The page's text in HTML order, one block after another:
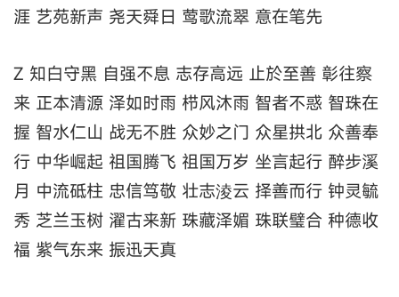
涯 艺苑新声 尧天舜日 莺歌流翠 意在笔先
Z 知白守黑 自强不息 志存高远 止於至善 彰往察
来 正本清源 泽如时雨 栉风沐雨 智者不惑 智珠在
握 智水仁山 战无不胜 众妙之门 众星拱北 众善奉
行 中华崛起 祖国腾飞 祖国万岁 坐言起行 醉步溪
月 中流砥柱 忠信笃敬 壮志淩云 择善而行 钟灵毓
秀 芝兰玉树 濯古来新 珠藏泽媚 珠联璧合 种德收
福 紫气东来 振迅天真